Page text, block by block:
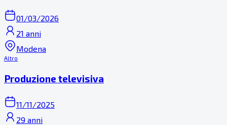
01/03/2026
21 anni
Modena
Altro
Produzione televisiva
11/11/2025
29 anni